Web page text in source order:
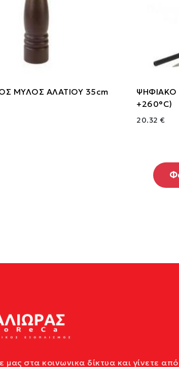
ΜΥΛΟΣ ΑΛΑΤΙΟΥ 35cm
+260°c)
20.32 €
μας στα κοινωνικα δίκτυα και γίνετε